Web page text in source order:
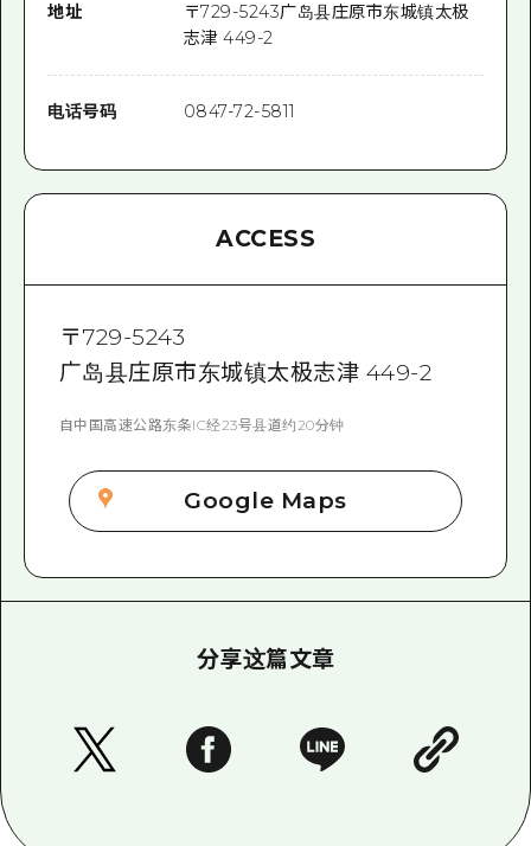
地址 〒729-5243广岛县庄原市东城镇太极
志津 449-2
电话号码 0847-72-5811
ACCESS
〒729-5243
广岛县庄原市东城镇太极志津 449-2
自中国高速公路东条IC经23号县道约20分钟
Google Maps
分享这篇文章